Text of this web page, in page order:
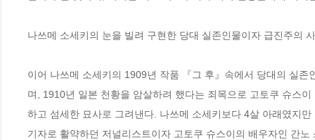
나쓰메 소세키의 눈을 빌려 구현한 당대 실존인물이자 급진주의
이어 나쓰메 소세키의 1909년 작품 『그 후』속에서 당대의 실
며, 1910년 일본 천황을 암살하려 했다는 죄목으로 고토쿠 슈스
하고 섬세한 묘사로 그려낸다. 나쓰메 소세키보다 4살 아래였지
기자로 활약하던 저널리스트이자 고토쿠 슈스이의 배우자인 간